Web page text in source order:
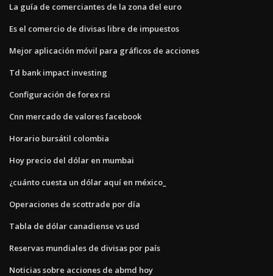
La guía de comerciantes de la zona del euro
Es el comercio de divisas libre de impuestos
Mejor aplicación móvil para gráficos de acciones
Td bank impact investing
Configuración de forex rsi
Cnn mercado de valores facebook
Horario bursátil colombia
Hoy precio del dólar en mumbai
¿cuánto cuesta un dólar aquí en méxico_
Operaciones de scottrade por día
Tabla de dólar canadiense vs usd
Reservas mundiales de divisas por país
Noticias sobre acciones de abmd hoy